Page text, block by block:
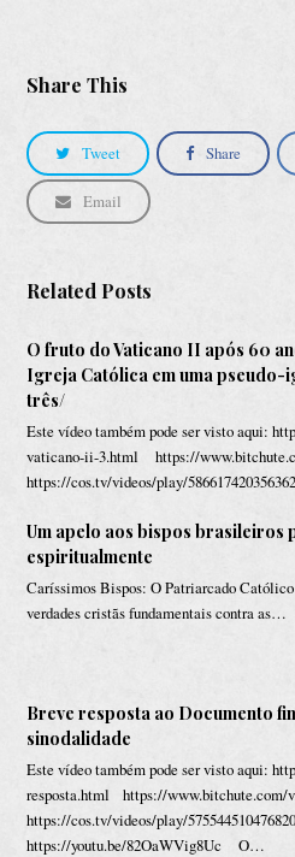
Share This
Tweet Share
Email
Related Posts
O fruto do Vaticano II após 60
Igreja Católica em uma pseudo-
três/
Este vídeo também pode ser visto aqui:
vaticano-ii-3.html https://
https://cos.tv/videos/play/
Um apelo aos bispos brasileiros
espiritualmente
Caríssimos Bispos: O Patriarcado
verdades cristãs fundamentais contra as…
Breve resposta ao Documento
sinodalidade
Este vídeo também pode ser visto aqui:
resposta.html https://www.bitchute.com/
https://cos.tv/videos/play/
https://youtu.be/82OaWVig8Uc O…